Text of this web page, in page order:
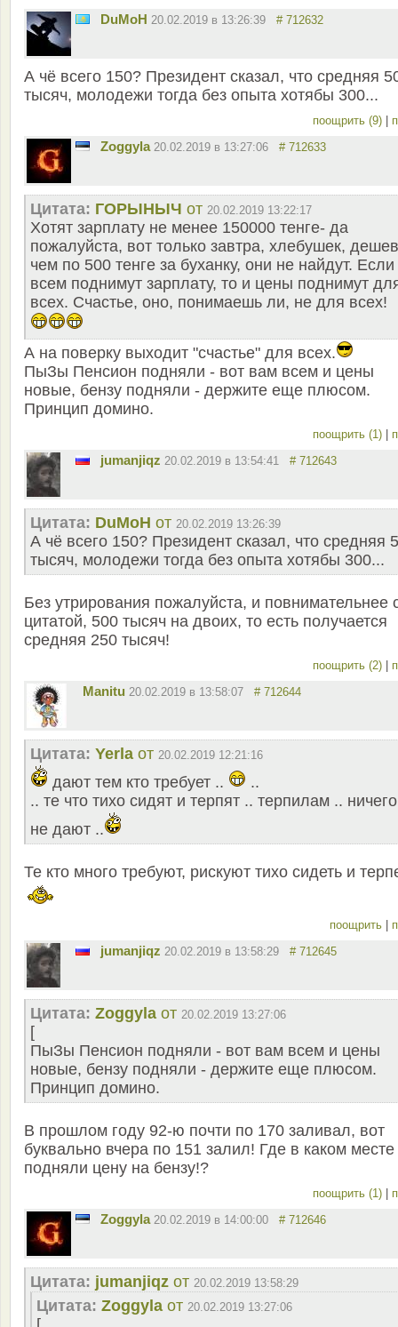
DuMoH 20.02.2019 в 13:26:39 # 712632
А чё всего 150? Президент сказал, что средняя
тысяч, молодежи тогда без опыта хотябы 300...
поощрить (9)
Zoggyla 20.02.2019 в 13:27:06 # 712633
Цитата: ГОРЫНЫЧ от 20.02.2019 13:22:17
Хотят зарплату не менее 150000 тенге- да
пожалуйста, вот только завтра, хлебушек,
чем по 500 тенге за буханку, они не найдут. Если
всем поднимут зарплату, то и цены поднимут
всех. Счастье, оно, понимаешь ли, не для всех!
А на поверку выходит "счастье" для всех.
ПыЗы Пенсион подняли - вот вам всем и цены
новые, бензу подняли - держите еще плюсом.
Принцип домино.
поощрить (1)
jumanjiqz 20.02.2019 в 13:54:41 # 712643
Цитата: DuMoH от 20.02.2019 13:26:39
А чё всего 150? Президент сказал, что средняя
тысяч, молодежи тогда без опыта хотябы 300...
Без утрирования пожалуйста, и повнимательнее
цитатой, 500 тысяч на двоих, то есть получается
средняя 250 тысяч!
поощрить (2)
Manitu 20.02.2019 в 13:58:07 # 712644
Цитата: Yerla от 20.02.2019 12:21:16
дают тем кто требует ..
..
.. те что тихо сидят и терпят .. терпилам .. ничего
не дают ..
Те кто много требуют, рискуют тихо сидеть и
поощрить
jumanjiqz 20.02.2019 в 13:58:29 # 712645
Цитата: Zoggyla от 20.02.2019 13:27:06
[
ПыЗы Пенсион подняли - вот вам всем и цены
новые, бензу подняли - держите еще плюсом.
Принцип домино.
В прошлом году 92-ю почти по 170 заливал, вот
буквально вчера по 151 залил! Где в каком месте
подняли цену на бензу!?
поощрить (1)
Zoggyla 20.02.2019 в 14:00:00 # 712646
Цитата: jumanjiqz от 20.02.2019 13:58:29
Цитата: Zoggyla от 20.02.2019 13:27:06